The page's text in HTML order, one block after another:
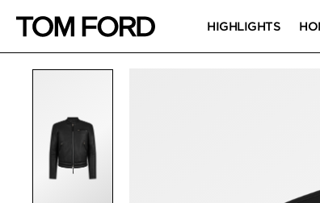
HIGHLIGHTS